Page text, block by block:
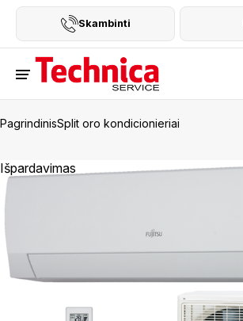
Skambinti
PagrindinisSplit oro kondicionieriai
Išpardavimas